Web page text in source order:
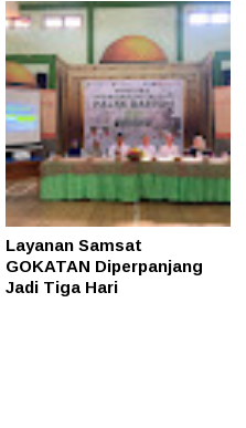
Layanan Samsat
GOKATAN Diperpanjang
Jadi Tiga Hari